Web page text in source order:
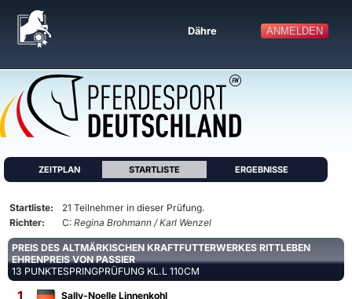
ANMELDEN
Dähre
ZEITPLAN STARTLISTE ERGEBNISSE
Startliste:
21 Teilnehmer in dieser Prüfung.
Richter:
C: Regina Brohmann / Karl Wenzel
PREIS DES ALTMÄRKISCHEN KRAFTFUTTERWERKES RITTLEBEN
EHRENPREIS VON PASSIER
13 PUNKTESPRINGPRÜFUNG KL.L 110CM
1 Sally-Noelle Linnenkohl